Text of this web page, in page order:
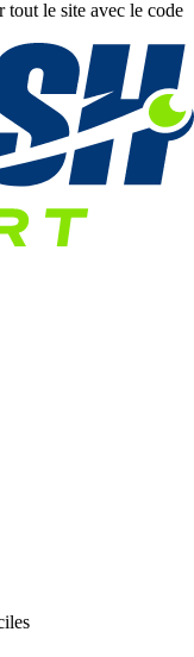
le site avec le code